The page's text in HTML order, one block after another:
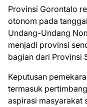
Provinsi Gorontalo
otonom pada
Undang-Undang
menjadi provinsi
bagian dari Provinsi
Keputusan
termasuk
aspirasi masyarakat